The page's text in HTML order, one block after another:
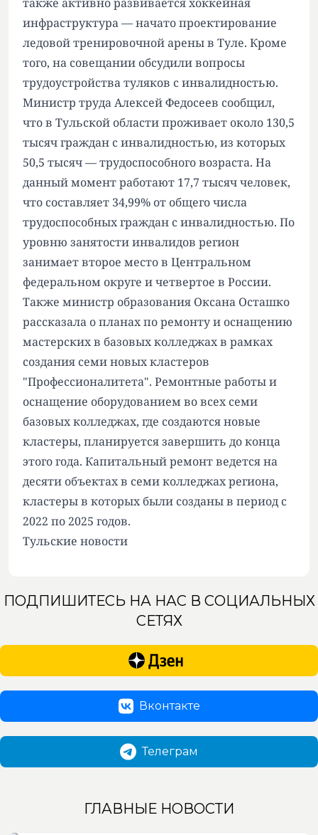
инфраструктура — начато проектирование
ледовой тренировочной арены в Туле. Кроме
того, на совещании обсудили вопросы
трудоустройства туляков с инвалидностью.
Министр труда Алексей Федосеев сообщил,
что в Тульской области проживает около 130,5
тысяч граждан с инвалидностью, из которых
50,5 тысяч — трудоспособного возраста. На
данный момент работают 17,7 тысяч человек,
что составляет 34,99% от общего числа
трудоспособных граждан с инвалидностью. По
уровню занятости инвалидов регион
занимает второе место в Центральном
федеральном округе и четвертое в России.
Также министр образования Оксана Осташко
рассказала о планах по ремонту и оснащению
мастерских в базовых колледжах в рамках
создания семи новых кластеров
"Профессионалитета". Ремонтные работы и
оснащение оборудованием во всех семи
базовых колледжах, где создаются новые
кластеры, планируется завершить до конца
этого года. Капитальный ремонт ведется на
десяти объектах в семи колледжах региона,
кластеры в которых были созданы в период с
2022 по 2025 годов.
Тульские новости
ПОДПИШИТЕСЬ НА НАС В СОЦИАЛЬНЫХ
СЕТЯХ
Вконтакте
Телеграм
ГЛАВНЫЕ НОВОСТИ